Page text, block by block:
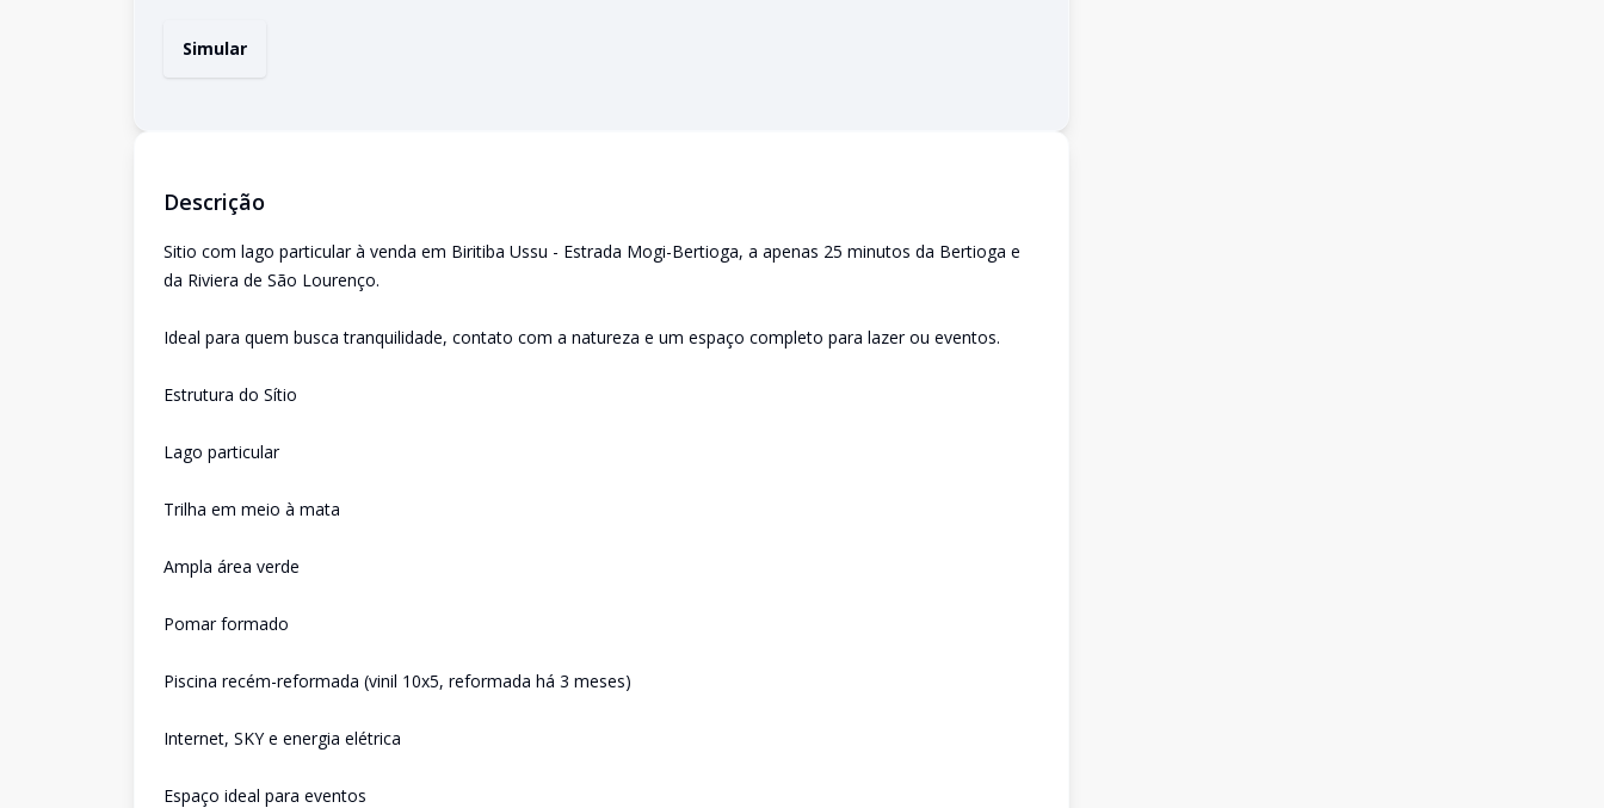
Simular
Descrição
Sitio com lago particular à venda em Biritiba Ussu - Estrada Mogi-Bertioga, a apenas 25 minutos da Bertioga e
da Riviera de São Lourenço.
Ideal para quem busca tranquilidade, contato com a natureza e um espaço completo para lazer ou eventos.
Estrutura do Sítio
Lago particular
Trilha em meio à mata
Ampla área verde
Pomar formado
Piscina recém-reformada (vinil 10x5, reformada há 3 meses)
Internet, SKY e energia elétrica
Espaço ideal para eventos